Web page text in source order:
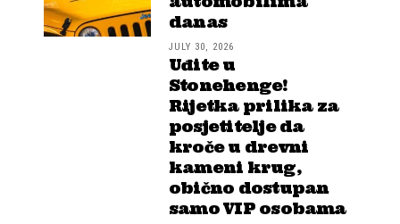
danas
JULY 30, 2026
Uđite u
Stonehenge!
Rijetka prilika za
posjetitelje da
kroče u drevni
kameni krug,
obično dostupan
samo VIP osobama